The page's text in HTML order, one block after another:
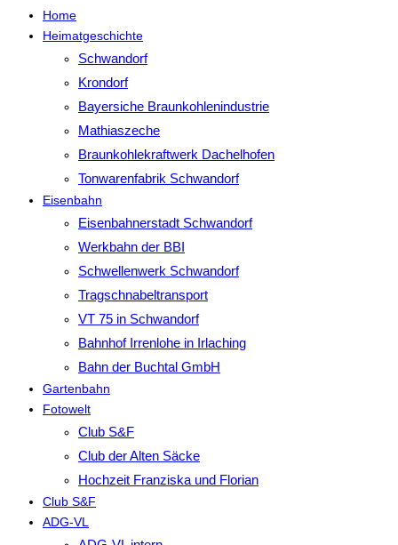
Home
Heimatgeschichte
Schwandorf
Krondorf
Bayersiche Braunkohlenindustrie
Mathiaszeche
Braunkohlekraftwerk Dachelhofen
Tonwarenfabrik Schwandorf
Eisenbahn
Eisenbahnerstadt Schwandorf
Werkbahn der BBI
Schwellenwerk Schwandorf
Tragschnabeltransport
VT 75 in Schwandorf
Bahnhof Irrenlohe in Irlaching
Bahn der Buchtal GmbH
Gartenbahn
Fotowelt
Club S&F
Club der Alten Säcke
Hochzeit Franziska und Florian
Club S&F
ADG-VL